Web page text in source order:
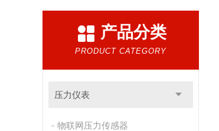
产品分类
PRODUCT CATEGORY
压力仪表
物联网压力传感器